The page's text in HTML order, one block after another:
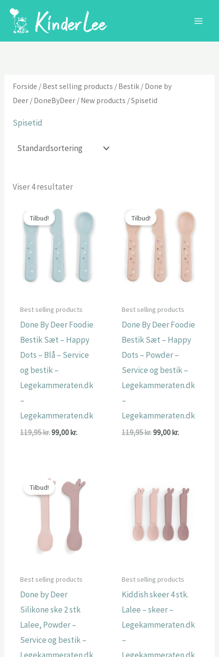
Forside / Best selling products / Bestik / Done by
Deer / DoneByDeer / New products / Spisetid
Spisetid
Viser 4 resultater
Tilbud!
Best selling products
Done By Deer Foodie
Bestik Sæt – Happy
Dots – Blå – Service
og bestik –
Legekammeraten.dk
–
Legekammeraten.dk
119,95kr.Den
99,00kr.Den
Tilbud!
Best selling products
Done By Deer Foodie
Bestik Sæt – Happy
Dots – Powder –
Service og bestik –
Legekammeraten.dk
–
Legekammeraten.dk
119,95kr.Den
99,00kr.Den
Tilbud!
Best selling products
Done by Deer
Silikone ske 2 stk
Lalee, Powder –
Service og bestik –
Best selling products
Kiddish skeer 4 stk.
Lalee – skeer –
Legekammeraten.dk
–